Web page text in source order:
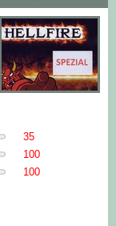
35
100
100